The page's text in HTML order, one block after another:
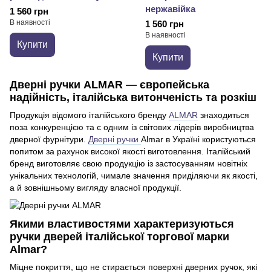
1 560 грн
В наявності
Купити
нержавійка
1 560 грн
В наявності
Купити
Дверні ручки ALMAR — європейська
надійність, італійська витонченість та розкіш
Продукція відомого італійського бренду ALMAR знаходиться
поза конкуренцією та є одним із світових лідерів виробництва
дверної фурнітури. Дверні ручки Almar в Україні користуються
попитом за рахунок високої якості виготовлення. Італійський
бренд виготовляє свою продукцію із застосуванням новітніх
унікальних технологій, чимале значення приділяючи як якості,
а й зовнішньому вигляду власної продукції.
Якими властивостями характеризуються
ручки дверей італійської торгової марки
Almar?
Міцне покриття, що не стирається поверхні дверних ручок, які